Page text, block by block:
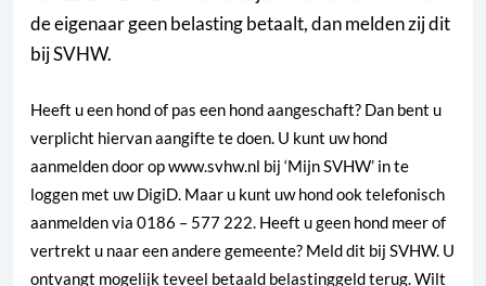
de eigenaar geen belasting betaalt, dan melden zij dit
bij SVHW.
Heeft u een hond of pas een hond aangeschaft? Dan bent u
verplicht hiervan aangifte te doen. U kunt uw hond
aanmelden door op www.svhw.nl bij ‘Mijn SVHW’ in te
loggen met uw DigiD. Maar u kunt uw hond ook telefonisch
aanmelden via 0186 – 577 222. Heeft u geen hond meer of
vertrekt u naar een andere gemeente? Meld dit bij SVHW. U
ontvangt mogelijk teveel betaald belastinggeld terug. Wilt